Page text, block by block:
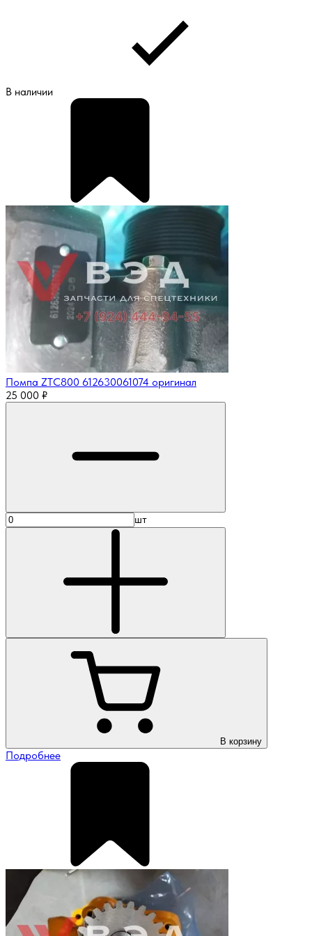
В наличии
Помпа ZTC800 612630061074 оригинал
25 000 ₽
шт
В корзину
Подробнее